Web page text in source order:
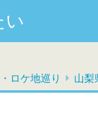
い
ロケ地巡り 山梨